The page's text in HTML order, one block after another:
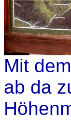
Mit
ab da